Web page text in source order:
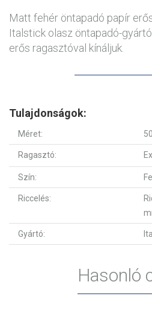
Matt fehér öntapadó papír
Italstick olasz öntapadó-
erős ragasztóval kínáljuk.
Tulajdonságok:
Méret:
Ragasztó:
Szín:
Riccelés:
Gyártó:
Hasonló